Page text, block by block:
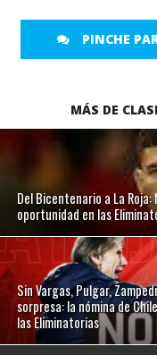
PINCHE
MÁS DE
Del Bicentenario a La
oportunidad en las
Sin Vargas, Pulgar,
sorpresa: la nómina de
las Eliminatorias